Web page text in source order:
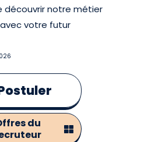
notre métier
votre futur
du